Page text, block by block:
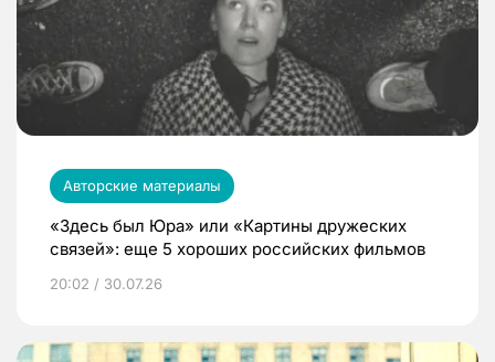
Авторские материалы
«Здесь был Юра» или «Картины дружеских
связей»: еще 5 хороших российских фильмов
20:02 / 30.07.26